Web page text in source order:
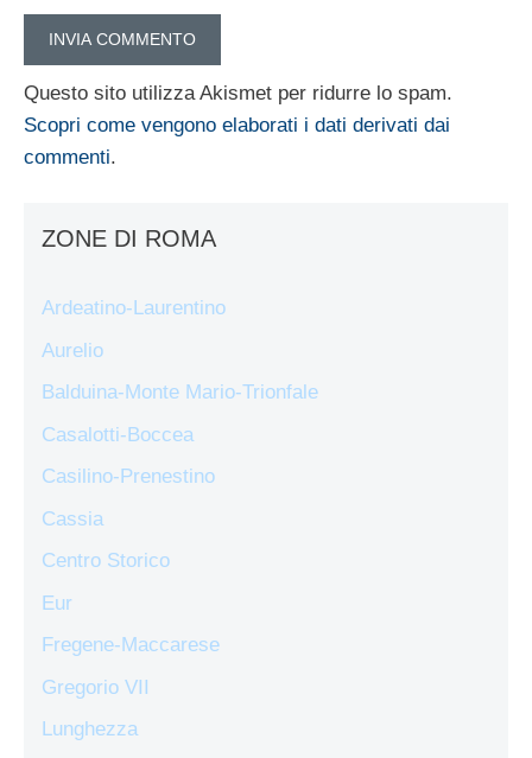
Questo sito utilizza Akismet per ridurre lo spam.
Scopri come vengono elaborati i dati derivati dai
commenti.
ZONE DI ROMA
Ardeatino-Laurentino
Aurelio
Balduina-Monte Mario-Trionfale
Casalotti-Boccea
Casilino-Prenestino
Cassia
Centro Storico
Eur
Fregene-Maccarese
Gregorio VII
Lunghezza